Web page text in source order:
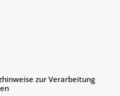
zur Verarbeitung